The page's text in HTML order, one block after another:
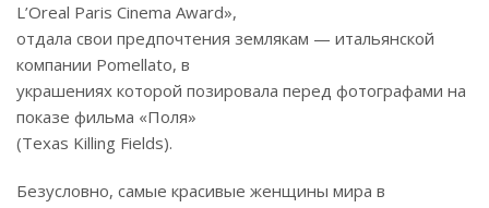
L’Oreal Paris Cinema Award»,
отдала свои предпочтения землякам — итальянской
компании Pomellato, в
украшениях которой позировала перед фотографами на
показе фильма «Поля»
(Texas Killing Fields).
Безусловно, самые красивые женщины мира в